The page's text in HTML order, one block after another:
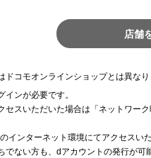
店舗
ドコモオンラインショップとは異なり
インが必要です。
セスいただいた場合は「ネットワー
インターネット環境にてアクセスい
でない方も、dアカウントの発行が可